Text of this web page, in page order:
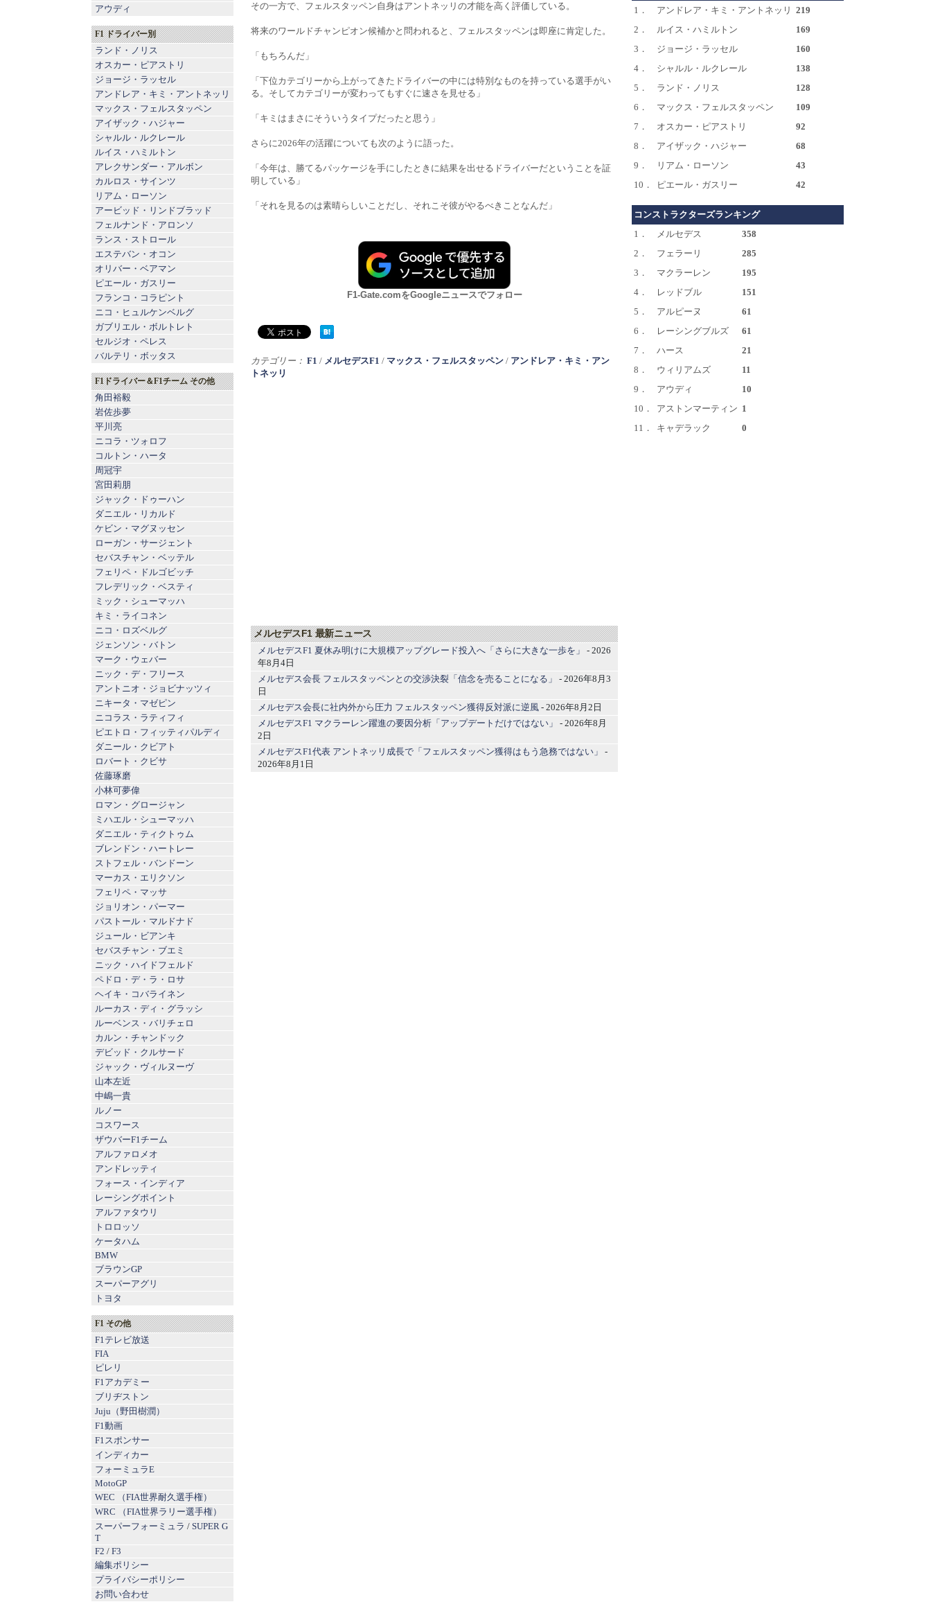
その一方で、フェルスタッペン自身はアントネッリの才能を高く評価している。
将来のワールドチャンピオン候補かと問われると、フェルスタッペンは即座に肯定した。
「もちろんだ」
「下位カテゴリーから上がってきたドライバーの中には特別なものを持っている選手がい
る。そしてカテゴリーが変わってもすぐに速さを見せる」
「キミはまさにそういうタイプだったと思う」
さらに2026年の活躍についても次のように語った。
「今年は、勝てるパッケージを手にしたときに結果を出せるドライバーだということを証
明している」
「それを見るのは素晴らしいことだし、それこそ彼がやるべきことなんだ」
F1-Gate.comをGoogleニュースでフォロー
カテゴリー： F1 / メルセデスF1 / マックス・フェルスタッペン / アンドレア・キミ・アン
トネッリ
メルセデスF1 最新ニュース
メルセデスF1 夏休み明けに大規模アップグレード投入へ「さらに大きな一歩を」
- 2026
年8月4日
メルセデス会長 フェルスタッペンとの交渉決裂「信念を売ることになる」
- 2026年8月3
日
メルセデス会長に社内外から圧力 フェルスタッペン獲得反対派に逆風 - 2026年8月2日
メルセデスF1 マクラーレン躍進の要因分析「アップデートだけではない」
- 2026年8月
2日
メルセデスF1代表 アントネッリ成長で「フェルスタッペン獲得はもう急務ではない」
-
2026年8月1日
アウディ
F1 ドライバー別
ランド・ノリス
オスカー・ピアストリ
ジョージ・ラッセル
アンドレア・キミ・アントネッリ
マックス・フェルスタッペン
アイザック・ハジャー
シャルル・ルクレール
ルイス・ハミルトン
アレクサンダー・アルボン
カルロス・サインツ
リアム・ローソン
アービッド・リンドブラッド
フェルナンド・アロンソ
ランス・ストロール
エステバン・オコン
オリバー・ベアマン
ピエール・ガスリー
フランコ・コラピント
ニコ・ヒュルケンベルグ
ガブリエル・ボルトレト
セルジオ・ペレス
バルテリ・ボッタス
F1ドライバー＆F1チーム その他
角田裕毅
岩佐歩夢
平川亮
ニコラ・ツォロフ
コルトン・ハータ
周冠宇
宮田莉朋
ジャック・ドゥーハン
ダニエル・リカルド
ケビン・マグヌッセン
ローガン・サージェント
セバスチャン・ベッテル
フェリペ・ドルゴビッチ
フレデリック・ベスティ
ミック・シューマッハ
キミ・ライコネン
ニコ・ロズベルグ
ジェンソン・バトン
マーク・ウェバー
ニック・デ・フリース
アントニオ・ジョビナッツィ
ニキータ・マゼピン
ニコラス・ラティフィ
ピエトロ・フィッティパルディ
ダニール・クビアト
ロバート・クビサ
佐藤琢磨
小林可夢偉
ロマン・グロージャン
ミハエル・シューマッハ
ダニエル・ティクトゥム
ブレンドン・ハートレー
ストフェル・バンドーン
マーカス・エリクソン
フェリペ・マッサ
ジョリオン・パーマー
パストール・マルドナド
ジュール・ビアンキ
セバスチャン・ブエミ
ニック・ハイドフェルド
ペドロ・デ・ラ・ロサ
ヘイキ・コバライネン
ルーカス・ディ・グラッシ
ルーベンス・バリチェロ
カルン・チャンドック
デビッド・クルサード
ジャック・ヴィルヌーヴ
山本左近
中嶋一貴
ルノー
コスワース
ザウバーF1チーム
アルファロメオ
アンドレッティ
フォース・インディア
レーシングポイント
アルファタウリ
トロロッソ
ケータハム
BMW
ブラウンGP
スーパーアグリ
トヨタ
F1 その他
F1テレビ放送
FIA
ピレリ
F1アカデミー
ブリヂストン
Juju（野田樹潤）
F1動画
F1スポンサー
インディカー
フォーミュラE
MotoGP
WEC （FIA世界耐久選手権）
WRC （FIA世界ラリー選手権）
スーパーフォーミュラ / SUPER G
T
F2 / F3
編集ポリシー
プライバシーポリシー
お問い合わせ
1．
アンドレア・キミ・アントネッリ 219
2．
ルイス・ハミルトン
169
3．
ジョージ・ラッセル
160
4．
シャルル・ルクレール
138
5．
ランド・ノリス
128
6．
マックス・フェルスタッペン
109
7．
オスカー・ピアストリ
92
8．
アイザック・ハジャー
68
9．
リアム・ローソン
43
10．
ピエール・ガスリー 42
コンストラクターズランキング
1．
メルセデス
358
2．
フェラーリ
285
3．
マクラーレン
195
4．
レッドブル
151
5．
アルピーヌ
61
6．
レーシングブルズ
61
7．
ハース
21
8．
ウィリアムズ
11
9．
アウディ
10
10．
アストンマーティン 1
11．
キャデラック 0